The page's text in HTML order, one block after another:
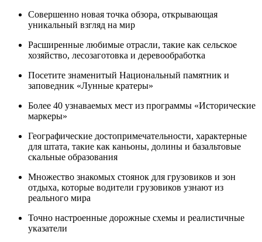
Совершенно новая точка обзора, открывающая
уникальный взгляд на мир
Расширенные любимые отрасли, такие как сельское
хозяйство, лесозаготовка и деревообработка
Посетите знаменитый Национальный памятник и
заповедник «Лунные кратеры»
Более 40 узнаваемых мест из программы «Исторические
маркеры»
Географические достопримечательности, характерные
для штата, такие как каньоны, долины и базальтовые
скальные образования
Множество знакомых стоянок для грузовиков и зон
отдыха, которые водители грузовиков узнают из
реального мира
Точно настроенные дорожные схемы и реалистичные
указатели